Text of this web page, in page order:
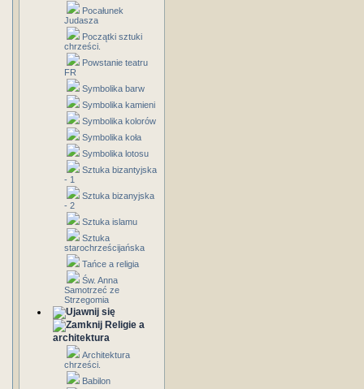
Pocałunek
Judasza
Początki sztuki
chrześci.
Powstanie teatru
FR
Symbolika barw
Symbolika kamieni
Symbolika kolorów
Symbolika koła
Symbolika lotosu
Sztuka bizantyjska
- 1
Sztuka bizanyjska
- 2
Sztuka islamu
Sztuka
starochrześcijańska
Tańce a religia
Św. Anna
Samotrzeć ze
Strzegomia
Religie a
architektura
Architektura
chrześci.
Babilon